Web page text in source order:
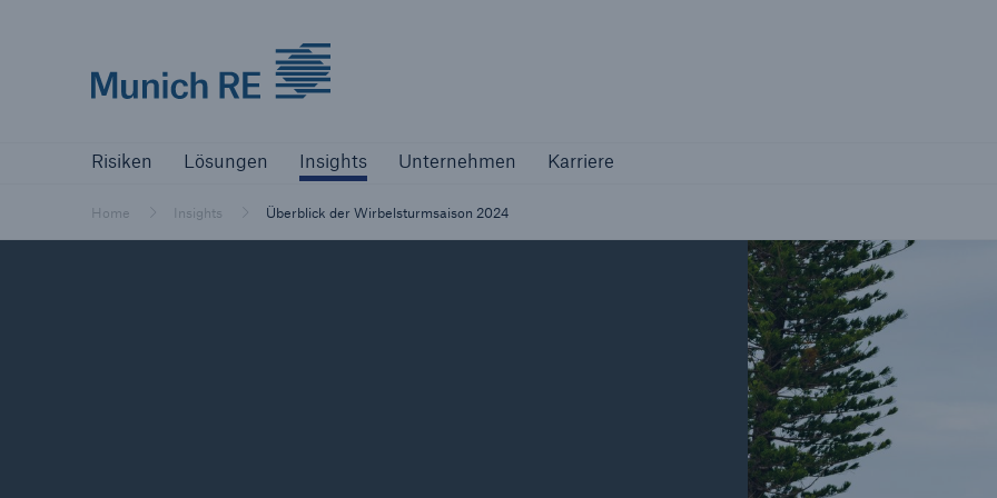
Risiken Lösungen Insights Unternehmen Karriere
Home Insights Überblick der Wirbelsturmsaison 2024
Risiken Lösungen
Bewältigen Sie Ihre Risiken mit unseren
Lösungen
Branche